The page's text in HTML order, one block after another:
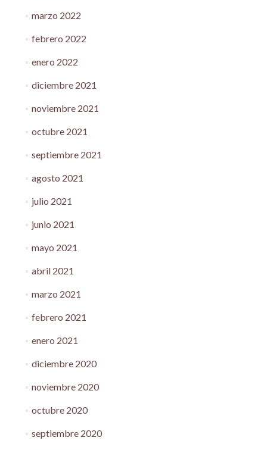
marzo 2022
febrero 2022
enero 2022
diciembre 2021
noviembre 2021
octubre 2021
septiembre 2021
agosto 2021
julio 2021
junio 2021
mayo 2021
abril 2021
marzo 2021
febrero 2021
enero 2021
diciembre 2020
noviembre 2020
octubre 2020
septiembre 2020